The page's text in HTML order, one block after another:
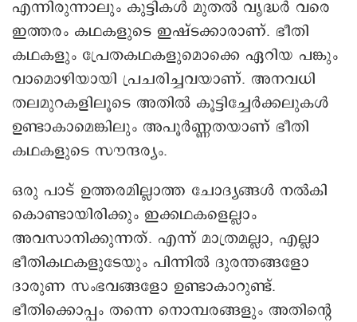
എന്നിരുന്നാലും കുട്ടികൾ മുതൽ വൃദ്ധർ വരെ
ഇത്തരം കഥകളുടെ ഇഷ്ടക്കാരാണ്. ഭീതി
കഥകളും പ്രേതകഥകളുമൊക്കെ ഏറിയ പങ്കും
വാമൊഴിയായി പ്രചരിച്ചവയാണ്. അനവധി
തലമുറകളിലൂടെ അതിൽ കൂട്ടിച്ചേർക്കലുകൾ
ഉണ്ടാകാമെങ്കിലും അപൂർണ്ണതയാണ് ഭീതി
കഥകളുടെ സൗന്ദര്യം.
ഒരു പാട് ഉത്തരമില്ലാത്ത ചോദ്യങ്ങൾ നൽകി
കൊണ്ടായിരിക്കും ഇക്കഥകളെല്ലാം
അവസാനിക്കുന്നത്. എന്ന് മാത്രമല്ലാ, എല്ലാ
ഭീതികഥകളുടേയും പിന്നിൽ ദുരന്തങ്ങളോ
ദാരുണ സംഭവങ്ങളോ ഉണ്ടാകാറുണ്ട്.
ഭീതിക്കൊപ്പം തന്നെ നൊമ്പരങ്ങളും അതിന്റെ